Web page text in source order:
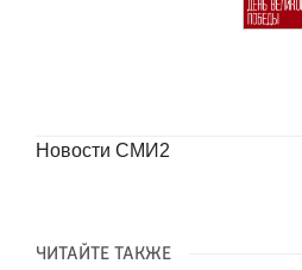
Новости СМИ2
ЧИТАЙТЕ ТАКЖЕ